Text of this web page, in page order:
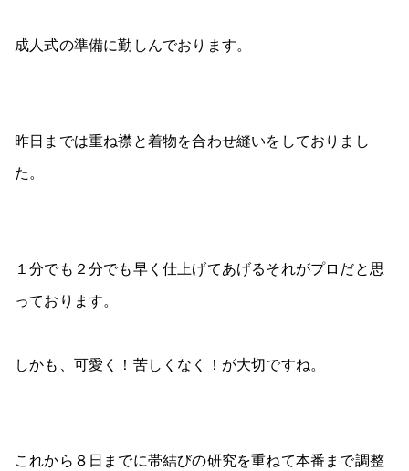
成人式の準備に勤しんでおります。
昨日までは重ね襟と着物を合わせ縫いをしておりまし
た。
１分でも２分でも早く仕上げてあげるそれがプロだと思
っております。
しかも、可愛く！苦しくなく！が大切ですね。
これから８日までに帯結びの研究を重ねて本番まで調整